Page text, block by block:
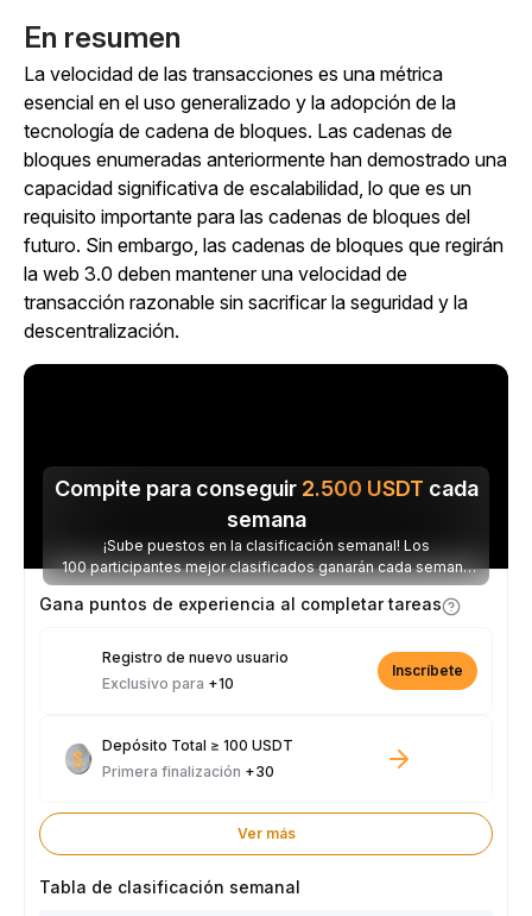
En resumen
La velocidad de las transacciones es una métrica
esencial en el uso generalizado y la adopción de la
tecnología de cadena de bloques. Las cadenas de
bloques enumeradas anteriormente han demostrado una
capacidad significativa de escalabilidad, lo que es un
requisito importante para las cadenas de bloques del
futuro. Sin embargo, las cadenas de bloques que regirán
la web 3.0 deben mantener una velocidad de
transacción razonable sin sacrificar la seguridad y la
descentralización.
Compite para conseguir 2.500 USDT cada
semana
¡Sube puestos en la clasificación semanal! Los
100 participantes mejor clasificados ganarán cada semana
parte de los 2.500 USDT disponibles.
Gana puntos de experiencia al completar tareas
Registro de nuevo usuario
Exclusivo para +10
Inscríbete
Depósito Total ≥ 100 USDT
Primera finalización +30
Ver más
Tabla de clasificación semanal